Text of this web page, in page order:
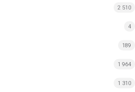
2 510
4
189
1 964
1 310